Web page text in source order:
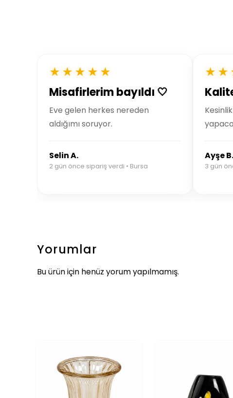
★★★★★
Misafirlerim bayıldı 🤍
Eve gelen herkes nereden
aldığımı soruyor.
Selin A.
2 gün önce sipariş verdi • Bursa
Ayşe B.
3 gün
Yorumlar
Bu ürün için henüz yorum yapılmamış.